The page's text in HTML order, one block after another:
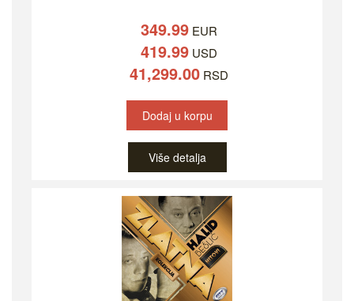
349.99 EUR
419.99 USD
41,299.00 RSD
Dodaj u korpu
Više detalja